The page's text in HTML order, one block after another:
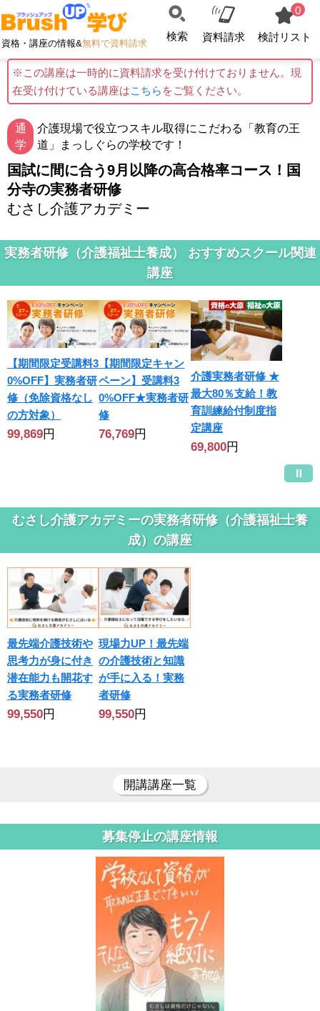
資格・講座の情報&無料で資料請求
検索 資料請求
0
検討リスト
※この講座は一時的に資料請求を受け付けておりません。現
在受け付けている講座はこちら をご覧ください。
通
学
介護現場で役立つスキル取得にこだわる「教育の王
道」まっしぐらの学校です！
国試に間に合う9月以降の高合格率コース！国
分寺の実務者研修
むさし介護アカデミー
実務者研修（介護福祉士養成） おすすめスクール関連
講座
【期間限定受講料3
0%OFF】実務者研
修（免除資格なし
の方対象）
99,869円
【期間限定キャン
ペーン】受講料3
0%OFF★実務者研
修
76,769円
介護実務者研修 ★
最大80％支給！教
育訓練給付制度指
定講座
69,800円
むさし介護アカデミーの実務者研修（介護福祉士養
成）の講座
最先端介護技術や
思考力が身に付き
潜在能力も開花す
る実務者研修
99,550円
現場力UP！最先端
の介護技術と知識
が手に入る！実務
者研修
99,550円
開講講座一覧
募集停止の講座情報